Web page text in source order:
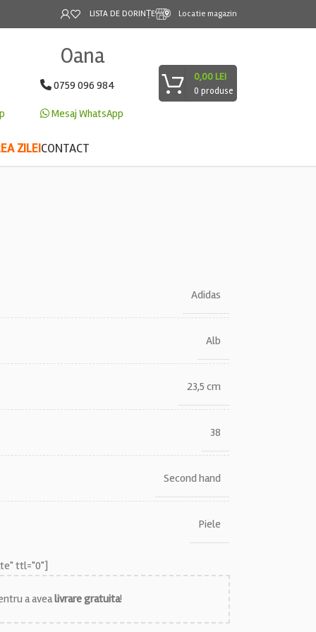
LISTA DE DORINȚE Locatie magazin
Oana
0759 096 984
Mesaj WhatsApp
0 produse
0,00LEI
ZILEICONTACT
Adidas
Alb
23,5 cm
38
Second hand
Piele
ttl="0"]
a avealivrare gratuita!